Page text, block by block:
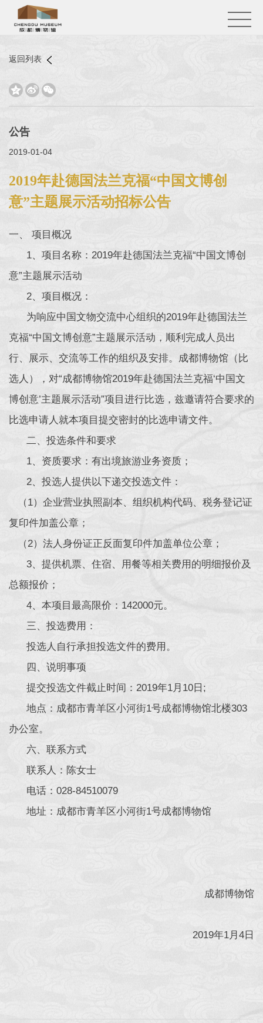
返回列表
  
公告
2019-01-04
2019年赴德国法兰克福“中国文博创
意”主题展示活动招标公告
一、 项目概况
1、项目名称：2019年赴德国法兰克福“中国文博创
意”主题展示活动
2、项目概况：
为响应中国文物交流中心组织的2019年赴德国法兰
克福“中国文博创意”主题展示活动，顺利完成人员出
行、展示、交流等工作的组织及安排。成都博物馆（比
选人），对“成都博物馆2019年赴德国法兰克福‘中国文
博创意’主题展示活动”项目进行比选，兹邀请符合要求的
比选申请人就本项目提交密封的比选申请文件。
二、投选条件和要求
1、资质要求：有出境旅游业务资质；
2、投选人提供以下递交投选文件：
（1）企业营业执照副本、组织机构代码、税务登记证
复印件加盖公章；
（2）法人身份证正反面复印件加盖单位公章；
3、提供机票、住宿、用餐等相关费用的明细报价及
总额报价；
4、本项目最高限价：142000元。
三、投选费用：
投选人自行承担投选文件的费用。
四、说明事项
提交投选文件截止时间：2019年1月10日;
地点：成都市青羊区小河街1号成都博物馆北楼303
办公室。
六、联系方式
联系人：陈女士
电话：028-84510079
地址：成都市青羊区小河街1号成都博物馆
成都博物馆
2019年1月4日